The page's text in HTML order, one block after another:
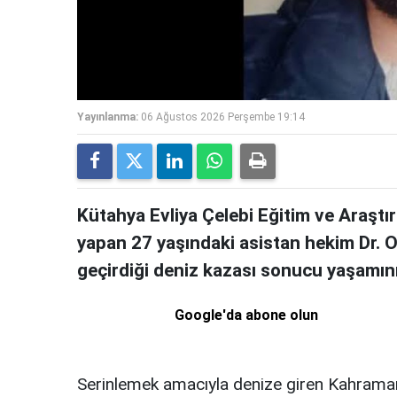
Yayınlanma: 06 Ağustos 2026 Perşembe 19:14
Kütahya Evliya Çelebi Eğitim ve
yapan 27 yaşındaki asistan hekim Dr.
geçirdiği deniz kazası sonucu
Google'da abone olun
Serinlemek amacıyla denize giren